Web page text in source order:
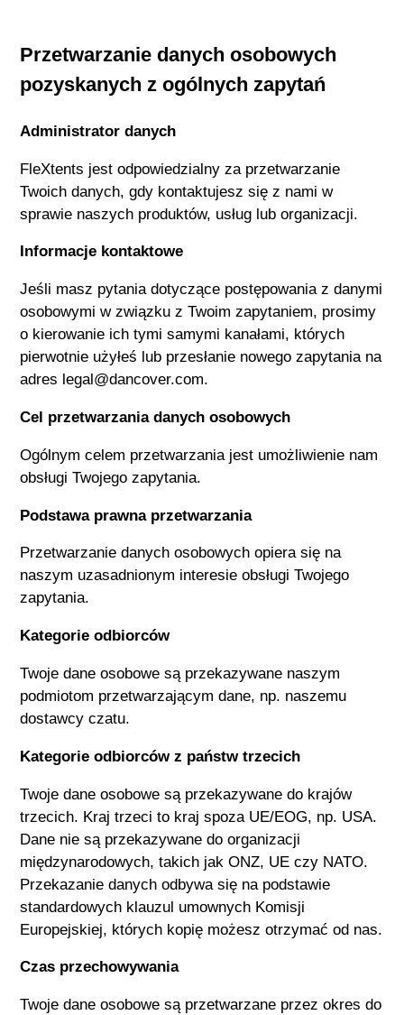
Przetwarzanie danych osobowych
pozyskanych z ogólnych zapytań
Administrator danych
FleXtents jest odpowiedzialny za przetwarzanie
Twoich danych, gdy kontaktujesz się z nami w
sprawie naszych produktów, usług lub organizacji.
Informacje kontaktowe
Jeśli masz pytania dotyczące postępowania z danymi
osobowymi w związku z Twoim zapytaniem, prosimy
o kierowanie ich tymi samymi kanałami, których
pierwotnie użyłeś lub przesłanie nowego zapytania na
adres legal@dancover.com.
Cel przetwarzania danych osobowych
Ogólnym celem przetwarzania jest umożliwienie nam
obsługi Twojego zapytania.
Podstawa prawna przetwarzania
Przetwarzanie danych osobowych opiera się na
naszym uzasadnionym interesie obsługi Twojego
zapytania.
Kategorie odbiorców
Twoje dane osobowe są przekazywane naszym
podmiotom przetwarzającym dane, np. naszemu
dostawcy czatu.
Kategorie odbiorców z państw trzecich
Twoje dane osobowe są przekazywane do krajów
trzecich. Kraj trzeci to kraj spoza UE/EOG, np. USA.
Dane nie są przekazywane do organizacji
międzynarodowych, takich jak ONZ, UE czy NATO.
Przekazanie danych odbywa się na podstawie
standardowych klauzul umownych Komisji
Europejskiej, których kopię możesz otrzymać od nas.
Czas przechowywania
Twoje dane osobowe są przetwarzane przez okres do